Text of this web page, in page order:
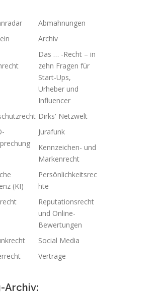
Abmahnungen
Archiv
Das … -Recht – in
zehn Fragen für
Start-Ups,
Urheber und
Influencer
Dirks' Netzwelt
Jurafunk
Kennzeichen- und
Markenrecht
(KI)
Persönlichkeitsrec
hte
Reputationsrecht
und Online-
Bewertungen
Social Media
Verträge
Archiv: